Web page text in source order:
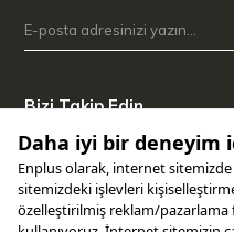
Bizi Takip Edin
Uygulamamızı İndirin